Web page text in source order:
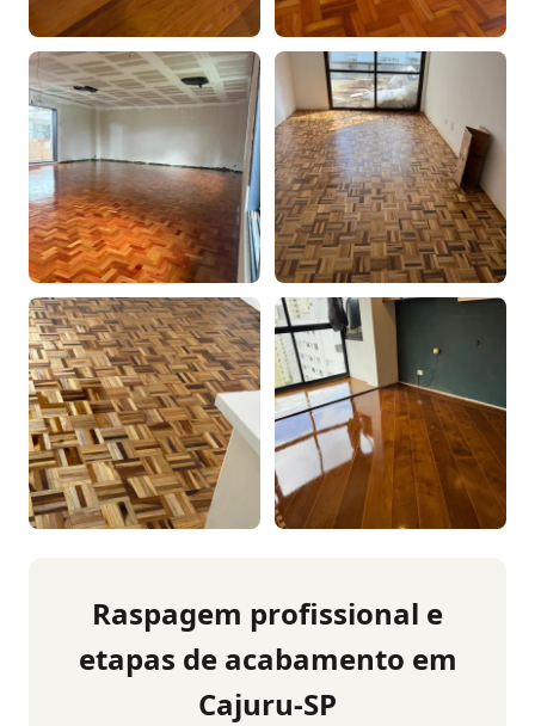
Raspagem profissional e
etapas de acabamento em
Cajuru-SP